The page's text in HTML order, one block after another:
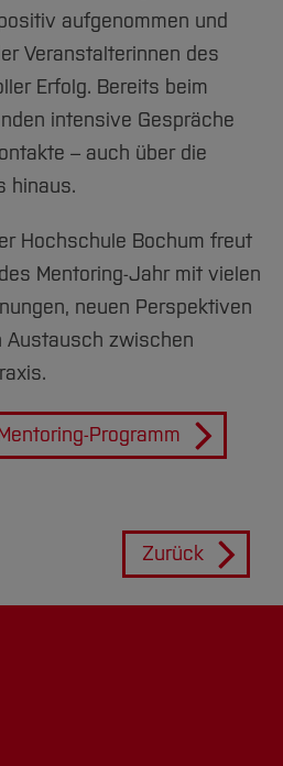
aufgenommen und
Veranstalterinnen des
Erfolg. Bereits beim
intensive Gespräche
– auch über die
hinaus.
Hochschule Bochum freut
Mentoring-Jahr mit vielen
neuen Perspektiven
Austausch zwischen
Programm
Zurück